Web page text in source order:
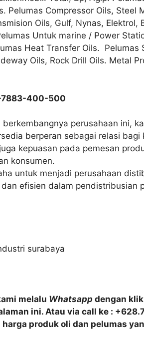
Pelumas Compressor Oils, Steel
Oils, Gulf, Nynas, Elektrol,
Untuk marine / Power
Heat Transfer Oils. Pelumas
Oils, Rock Drill Oils. Metal
400-500
berkembangnya perusahaan ini,
berperan sebagai relasi bagi
kepuasan pada pemesan
konsumen.
untuk menjadi perusahaan
efisien dalam pendistribusian
melalu Whatsapp dengan
ini. Atau via call ke :
produk oli dan pelumas